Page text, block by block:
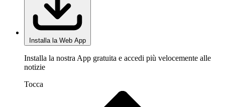
Installa la Web App
Installa la nostra App gratuita e accedi più velocemente alle
notizie
Tocca